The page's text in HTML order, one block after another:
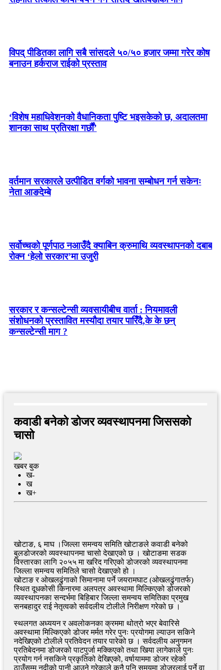
विपद् पीडितका लागि सबै सांसदले ५०/५० हजार जम्मा गरेर कोष
बनाउन हर्कराज राईको प्रस्ताव
‘विशेष महाधिवेशनको वैधानिकता पुष्टि भइसकेको छ, अदालतमा
शानका साथ प्रतिरक्षा गर्छौं’
वर्तमान सरकारले उत्पीडित वर्गको भावना सम्बोधन गर्न सकेनः
नेता आङदेम्बे
सर्वोच्चको पूर्णपाठ नआउँदै क्याबिन क्रुमाथि व्यवस्थापनको दबाब
रोक्न ‘हेलो सरकार’मा उजुरी
सरकार र कन्सल्टेन्सी व्यवसायीबीच वार्ता : नियमावली
संशोधनको प्रस्तावित मस्यौदा तयार पारिँदै,के के छन्
कन्सल्टेन्सी माग ?
कवाडी बनेको डोजर व्यवस्थापनमा जिससको
चासो
खबर बुक
ख-
ख
ख+
खोटाङ, ६ माघ ।जिल्ला समन्वय समिति खोटाङले कवाडी बनेको
बुलडोजरको व्यवस्थापनमा चासो देखाएको छ । खोटाङमा सडक
विस्तारका लागि २०५५ मा खरिद गरिएको डोजरको व्यवस्थापनमा
जिल्ला समन्वय समितिले चासो देखाएको हो ।
खोटाङ र ओखलढुंगाको सिमानामा पर्ने जयरामघाट (ओखलढुंगातर्फ)
स्थित दूधकोसी किनारमा अलपत्र अवस्थामा मिल्किएको डोजरको
व्यवस्थापनका सन्दर्भमा बिहिबार जिल्ला समन्वय समितिका प्रमुख
सनबहादुर राई नेतृत्वको सर्वदलीय टोलीले निरीक्षण गरेको छ ।
स्थलगत अध्ययन र अवलोकनका क्रममा थोत्रो भएर बेवारिसे
अवस्थामा मिल्किएको डोजर मर्मत गरेर पुनः प्रयोगमा ल्याउन सकिने
नदेखिएको टोलीले प्रतिवेदन तयार पारेको छ । सर्वदलीय अनुगमन
प्रतिबेदनमा डोजरको पाटपुर्जा मक्किएको तथा खिया लागेकाले पुनः
प्रयोग गर्न नसकिने प्रकृतिको देखिएको, वर्षायाममा डोजर रहेको
ठाउँसम्म नदीको पानी आउने गरेकाले कुनै पनि समयमा डोजरलाई पुर्ने वा